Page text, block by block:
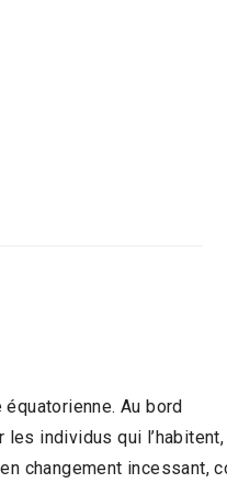
Au bord
individus qui
changement incessant,